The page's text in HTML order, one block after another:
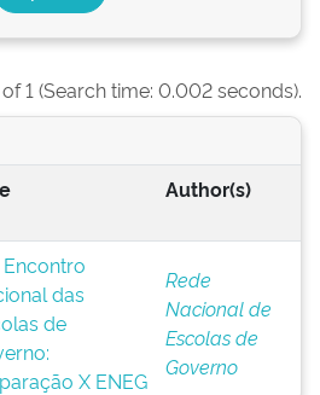
1 (Search time: 0.002 seconds).
Author(s)
Encontro
das
de
X ENEG
Rede
Nacional de
Escolas de
Governo